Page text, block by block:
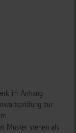
im Anhang
zur
Muster stehen als